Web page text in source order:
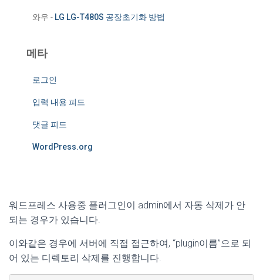
와우 - LG LG-T480S 공장초기화 방법
메타
로그인
입력 내용 피드
댓글 피드
WordPress.org
워드프레스 사용중 플러그인이 admin에서 자동 삭제가 안
되는 경우가 있습니다.
이와같은 경우에 서버에 직접 접근하여, “plugin이름”으로 되
어 있는 디렉토리 삭제를 진행합니다.